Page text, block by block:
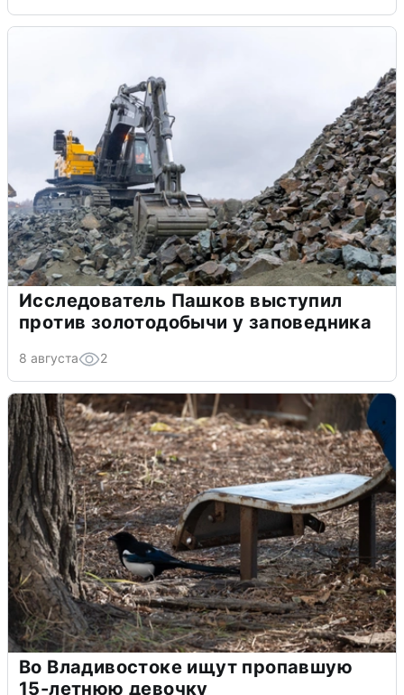
Исследователь Пашков выступил
против золотодобычи у заповедника
8 августа 2
Во Владивостоке ищут пропавшую
15-летнюю девочку